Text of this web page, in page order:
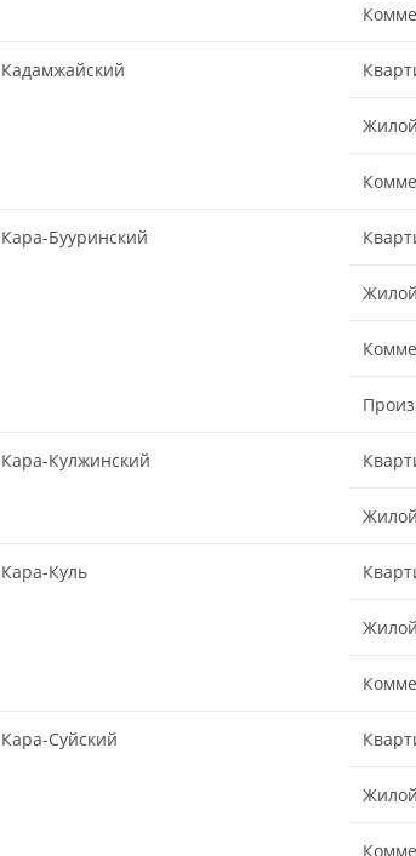
Кадамжайский
Кара-Бууринский
Кара-Кулжинский
Кара-Куль
Кара-Суйский